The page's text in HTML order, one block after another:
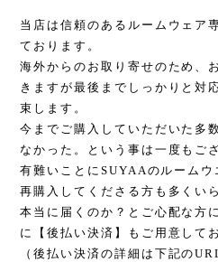
当店は信頼のあるルームウェア
ております。
海外からのお取り寄せのため、
きますが最後までしっかりと対
束します。
今までご購入していただいた多
なかった。という事は一度もご
有難いことにSUYAAのルームウ
再購入してくださる方も多くい
本当に届くのか？とご心配な方
に【後払い決済】もご用意して
（後払い決済の詳細は下記の